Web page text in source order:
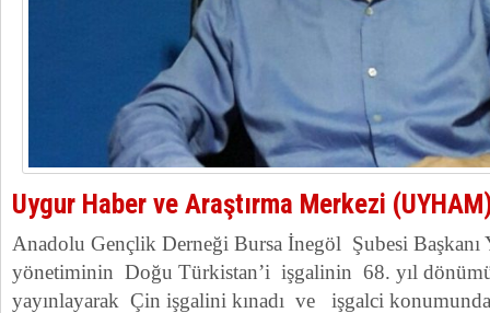
Uygur Haber ve Araştırma Merkezi
Anadolu Gençlik Derneği Bursa İnegöl Şubesi Başkanı
yönetiminin Doğu Türkistan’i işgalinin 68. yıl
yayınlayarak Çin işgalini kınadı ve işgalci